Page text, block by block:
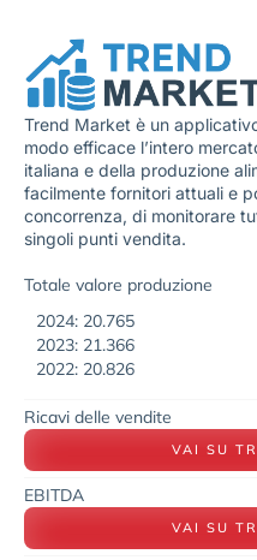
Trend Market è un
modo efficace l’intero
italiana e della produzione
facilmente fornitori attuali e
concorrenza, di monitorare
singoli punti vendita.
Totale valore produzione
2024: 20.765
2023: 21.366
2022: 20.826
Ricavi delle vendite
VAI SU
EBITDA
VAI SU